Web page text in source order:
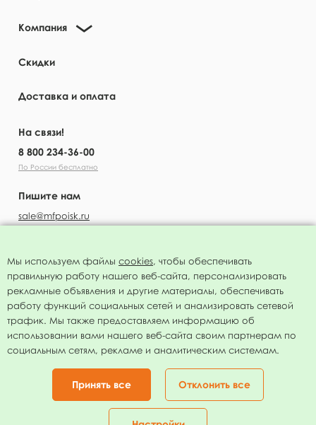
Компания
Скидки
Доставка и оплата
На связи!
8 800 234-36-00
По России бесплатно
Пишите нам
sale@mfpoisk.ru
УЗНАВАЙТЕ ПЕРВЫМИ О НОВОСТЯХ
Нажимая на кнопку я соглашаюсь с
политикой конфиденциальности
Присоединяйтесь!
Мы используем файлы cookies, чтобы обеспечивать
правильную работу нашего веб-сайта, персонализировать
рекламные объявления и другие материалы, обеспечивать
работу функций социальных сетей и анализировать сетевой
трафик. Мы также предоставляем информацию об
использовании вами нашего веб-сайта своим партнерам по
социальным сетям, рекламе и аналитическим системам.
Принять все Отклонить все